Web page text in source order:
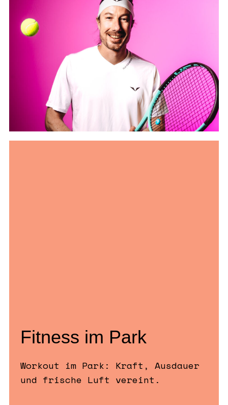
Fitness im Park
Workout im Park: Kraft, Ausdauer
und frische Luft vereint.